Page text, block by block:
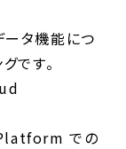
タ機能につ
です。
での